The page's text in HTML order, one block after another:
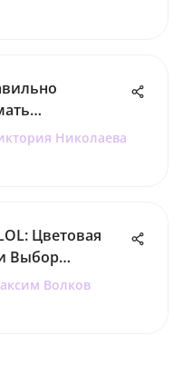
кислоту
Николаева
Цветовая
Выбор
Волков